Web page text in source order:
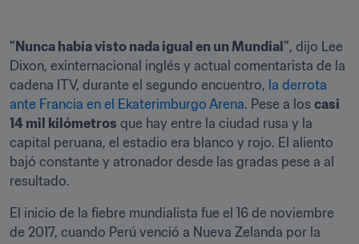
"Nunca había visto nada igual en un Mundial", dijo Lee
Dixon, exinternacional inglés y actual comentarista de la
cadena ITV, durante el segundo encuentro, la derrota
ante Francia en el Ekaterimburgo Arena. Pese a los casi
14 mil kilómetros que hay entre la ciudad rusa y la
capital peruana, el estadio era blanco y rojo. El aliento
bajó constante y atronador desde las gradas pese a al
resultado.
El inicio de la fiebre mundialista fue el 16 de noviembre
de 2017, cuando Perú venció a Nueva Zelanda por la